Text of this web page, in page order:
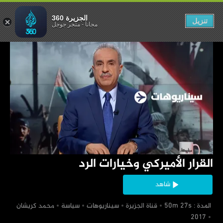
‏القرار الأميركي وخيارات الرد
شاهد
‏ المدة : 50m 27s
‏قناة الجزيرة ‏سيناريوهات ‏سياسة
‏محمد كريشان
وخيارات الرد
الجزيرة 360
مجاناً-متجر جوجل تنزيل